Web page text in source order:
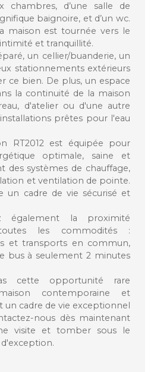
chambres, d’une salle de
baignoire, et d’un wc.
maison est tournée vers le
et tranquillité.
un cellier/buanderie, un
stationnements extérieurs
ce bien. De plus, un espace
la continuité de la maison
d'atelier ou d'une autre
prêtes pour l'eau
RT2012 est équipée pour
optimale, saine et
des systèmes de chauffage,
et ventilation de pointe.
un cadre de vie sécurisé et
également la proximité
les commodités :
et transports en commun,
bus à seulement 2 minutes
cette opportunité rare
contemporaine et
un cadre de vie exceptionnel
nous dès maintenant
visite et tomber sous le